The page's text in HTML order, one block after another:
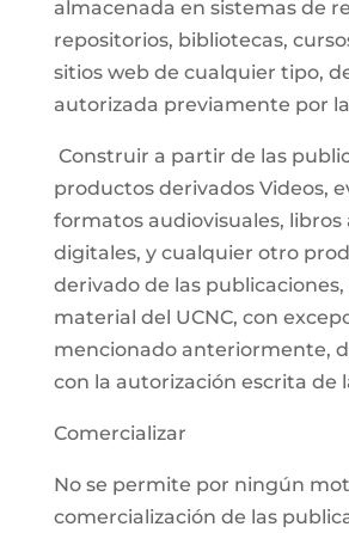
almacenada en sistemas de
repositorios, bibliotecas,
sitios web de cualquier tipo,
autorizada previamente por la
Construir a partir de las
productos derivados Videos,
formatos audiovisuales, libros
digitales, y cualquier otro
derivado de las
material del UCNC, con
mencionado anteriormente,
con la autorización escrita de
Comercializar
No se permite por ningún
comercialización de las